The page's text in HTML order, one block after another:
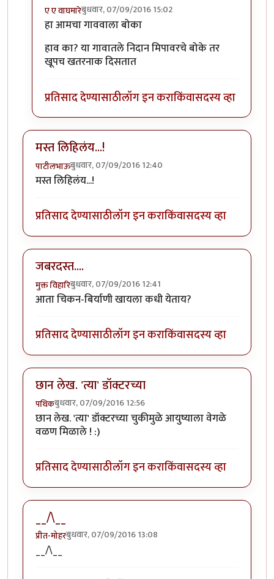
ए ए वाघमारेबुधवार, 07/09/2016 15:02
In reply toआज एक गोष्ट मी जाहीर करू
हा आमचा गाववाला बोका
हाव का? या गावातले निदान मिपावरचे बोके तर
खूपच खतरनाक दिसतात
प्रतिसाद देण्यासाठीलॉग इन कराकिंवासदस्य व्हा
मस्त लिहिलंय...!
पाटीलभाऊबुधवार, 07/09/2016 12:40
मस्त लिहिलंय...!
प्रतिसाद देण्यासाठीलॉग इन कराकिंवासदस्य व्हा
जबरदस्त....
मुक्त विहारिबुधवार, 07/09/2016 12:41
आता चिकन-बिर्याणी खायला कधी येताय?
प्रतिसाद देण्यासाठीलॉग इन कराकिंवासदस्य व्हा
छान लेख. 'त्या' डॉक्टरच्या
पथिकबुधवार, 07/09/2016 12:56
छान लेख. 'त्या' डॉक्टरच्या चुकीमुळे आयुष्याला वेगळे
वळण मिळाले ! :)
प्रतिसाद देण्यासाठीलॉग इन कराकिंवासदस्य व्हा
__/\__
प्रीत-मोहरबुधवार, 07/09/2016 13:08
__/\__